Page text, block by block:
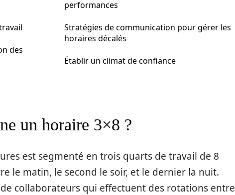
des
performances
Stratégies de communication pour gérer les
horaires décalés
Établir un climat de confiance
un horaire 3×8 ?
est segmenté en trois quarts de travail de 8
le matin, le second le soir, et le dernier la nuit.
collaborateurs qui effectuent des rotations entre